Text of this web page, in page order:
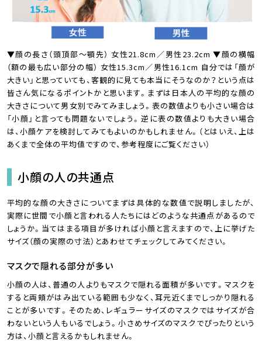
▼顔の長さ（頭頂部〜顎先） 女性21.8cm／男性23.2cm ▼顔の横幅
（額の最も広い部分の幅） 女性15.3cm／男性16.1cm 自分では「顔が
大きい」と思っていても、客観的に見ても本当にそうなのか？という点は
皆さん気になるポイントかと思います。まずは日本人の平均的な顔の
大きさについて男女別でみてみましょう。表の数値よりも小さい場合は
「小顔」と言っても問題ないでしょう。逆に表の数値よりも大きい場合
は、小顔ケアを検討してみてもよいのかもしれません。（とはいえ、上は
あくまで全体の平均値ですので、参考程度にご覧ください）
小顔の人の共通点
平均的な顔の大きさについてまずは具体的な数値で説明しましたが、
実際に世間で小顔と言われる人たちにはどのような共通点があるので
しょうか。当てはまる項目が多ければ小顔と言えますので、上に挙げた
サイズ（顔の実際の寸法）とあわせてチェックしてみてください。
マスクで隠れる部分が多い
小顔の人は、普通の人よりもマスクで隠れる面積が多いです。マスクを
すると両頬がはみ出ている範囲も少なく、耳元近くまでしっかり隠れる
ことが多いです。そのため、レギュラーサイズのマスクではサイズが合
わないという人もいるでしょう。小さめサイズのマスクでぴったりという
方は、小顔と言えるかもしれません。